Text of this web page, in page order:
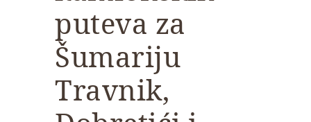
puteva za
Šumariju
Travnik,